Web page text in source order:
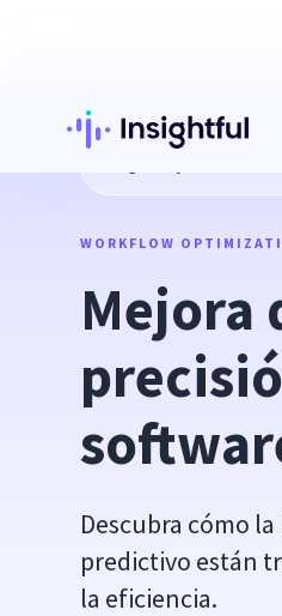
Mejora de la
WORKFLOW
Mejora
Descubra cómo
predictivo están
la eficiencia.